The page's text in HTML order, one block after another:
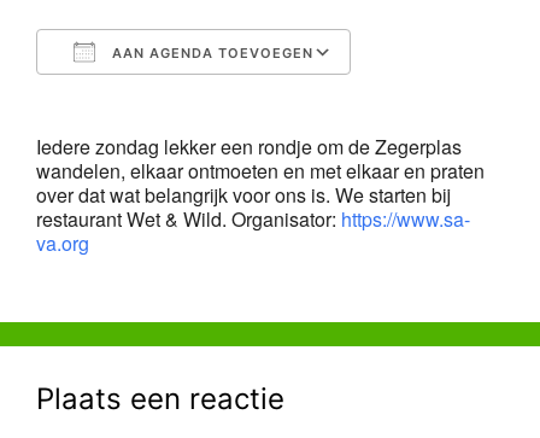
AAN AGENDA TOEVOEGEN
Iedere zondag lekker een rondje om de Zegerplas
wandelen, elkaar ontmoeten en met elkaar en praten
over dat wat belangrijk voor ons is. We starten bij
restaurant Wet & Wild. Organisator: https://www.sa-
va.org
Plaats een reactie